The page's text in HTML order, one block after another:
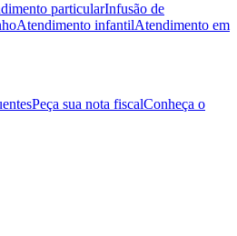
particularInfusão de
Atendimento infantilAtendimento em
Peça sua nota fiscalConheça o